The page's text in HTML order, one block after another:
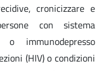
cronicizzare e
con sistema
immunodepresso
(HIV) o condizioni